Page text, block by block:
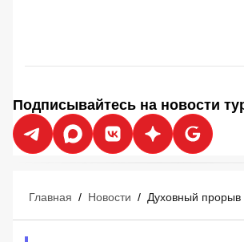
Подписывайтесь на новости
Главная / Новости /